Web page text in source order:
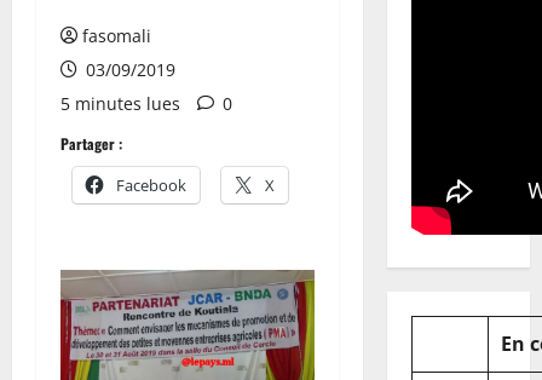
fasomali
03/09/2019
5 minutes lues
0
Partager :
Facebook X
En